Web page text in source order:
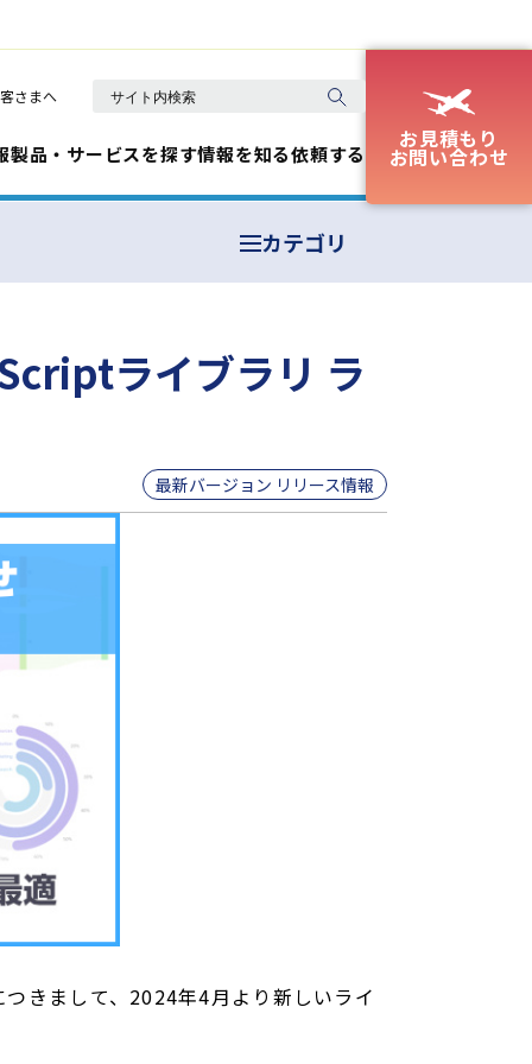
さまへ
製品・サービスを探す情報を知る依頼する
お見積もり
お問い合わせ
カテゴリ
ライブラリ ラ
最新バージョン リリース情報
つきまして、2024年4月より新しいライ